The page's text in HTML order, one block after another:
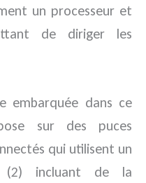
un processeur et
de diriger les
embarquée dans ce
sur des puces
qui utilisent un
(2) incluant de la